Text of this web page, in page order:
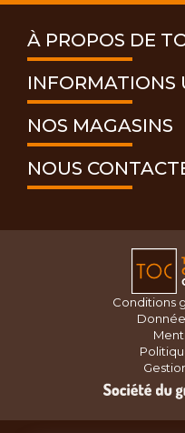
À PROPOS DE
INFORMATIONS
NOS MAGASINS
NOUS
Conditions